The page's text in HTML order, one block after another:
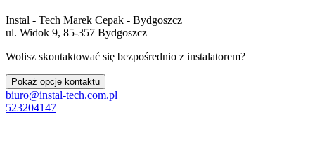
Instal - Tech Marek Cepak - Bydgoszcz
ul. Widok 9, 85-357 Bydgoszcz
Wolisz skontaktować się bezpośrednio z instalatorem?
Pokaż opcje kontaktu
biuro@instal-tech.com.pl
523204147